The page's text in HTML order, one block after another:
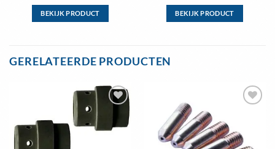
BEKIJK PRODUCT
meerdere
Deze
optie
kan
gekozen
worden
BEKIJK PRODUCT
kan
gekozen
worden
GERELATEERDE PRODUCTEN